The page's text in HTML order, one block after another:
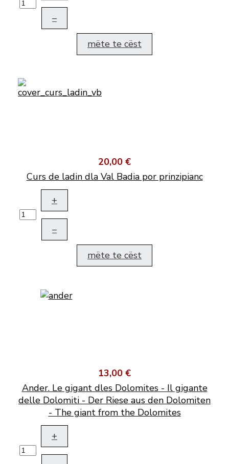
–
mëte te cëst
20,00 €
Curs de ladin dla Val Badia por prinzipianc
+
–
mëte te cëst
13,00 €
Ander. Le gigant dles Dolomites - Il gigante
delle Dolomiti - Der Riese aus den Dolomiten
- The giant from the Dolomites
+